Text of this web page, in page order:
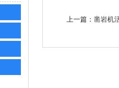
上一篇： 凿岩机